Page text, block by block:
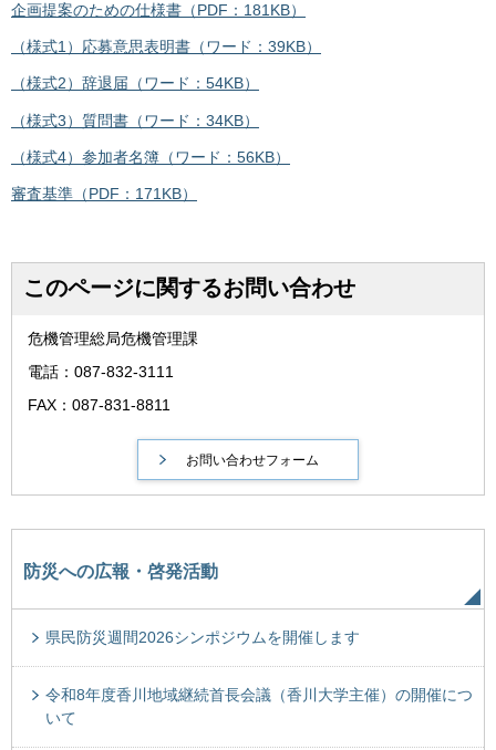
企画提案のための仕様書（PDF：181KB）
（様式1）応募意思表明書（ワード：39KB）
（様式2）辞退届（ワード：54KB）
（様式3）質問書（ワード：34KB）
（様式4）参加者名簿（ワード：56KB）
審査基準（PDF：171KB）
このページに関するお問い合わせ
危機管理総局危機管理課
電話：087-832-3111
FAX：087-831-8811
防災への広報・啓発活動
県民防災週間2026シンポジウムを開催します
令和8年度香川地域継続首長会議（香川大学主催）の開催につ
いて